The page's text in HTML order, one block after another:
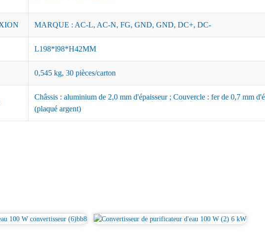
MARQUE : AC-L, AC-N, FG, GND, GND, DC+, DC-
L198*l98*H42MM
0,545 kg, 30 pièces/carton
Châssis : aluminium de 2,0 mm d'épaisseur ; Couvercle : fer de 0,7 mm
(plaqué argent)